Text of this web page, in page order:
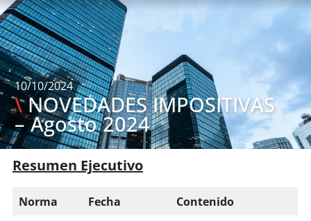
10/10/2024
\NOVEDADES IMPOSITIVAS
– Agosto 2024
Resumen Ejecutivo
Norma Fecha
Contenido